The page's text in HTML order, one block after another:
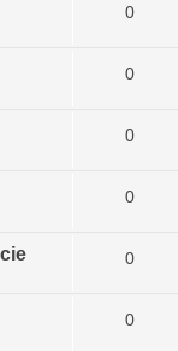
0
0
0
0
0
0